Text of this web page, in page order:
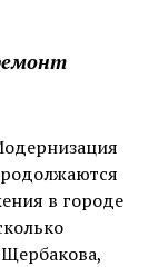
в городе